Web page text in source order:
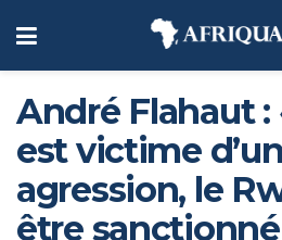
André Flahaut :
est victime
agression, le
être